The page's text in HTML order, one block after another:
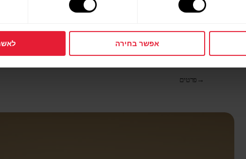
אפשר בחירה
שעון פרימיום לשימוש בשטח
→ פרטים
שעון